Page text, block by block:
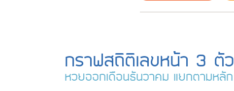
กราฟสถิติเลขหน้า 3 ตัว
หวยออกเดือนธันวาคม แยกตามหลัก